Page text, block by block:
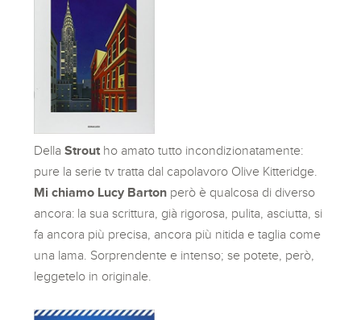
DellaStrout ho amato tutto incondizionatamente:
pure la serie tv tratta dal capolavoro Olive Kitteridge.
Mi chiamo Lucy Barton però è qualcosa di diverso
ancora: la sua scrittura, già rigorosa, pulita, asciutta, si
fa ancora più precisa, ancora più nitida e taglia come
una lama. Sorprendente e intenso; se potete, però,
leggetelo in originale.